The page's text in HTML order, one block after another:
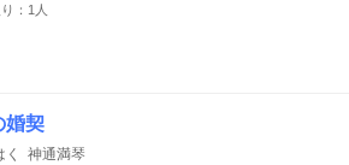
：1人
婚契
神通満琴